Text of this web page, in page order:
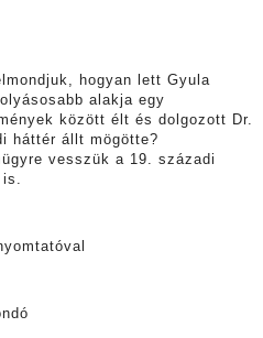
hogyan lett Gyula
alakja egy
között élt és dolgozott Dr.
háttér állt mögötte?
vesszük a 19. századi